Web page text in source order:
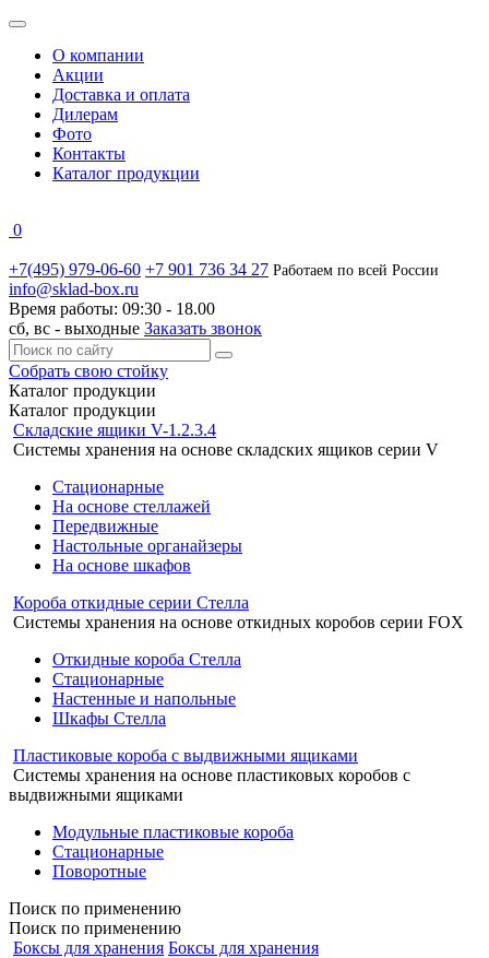
О компании
Акции
Доставка и оплата
Дилерам
Фото
Контакты
Каталог продукции
0
+7(495) 979-06-60 +7 901 736 34 27 Работаем по всей России
info@sklad-box.ru
Время работы: 09:30 - 18.00
сб, вс - выходные Заказать звонок
Собрать свою стойку
Каталог продукции
Каталог продукции
Складские ящики V-1.2.3.4
Системы хранения на основе складских ящиков серии V
Стационарные
На основе стеллажей
Передвижные
Настольные органайзеры
На основе шкафов
Короба откидные серии Стелла
Системы хранения на основе откидных коробов серии FOX
Откидные короба Стелла
Стационарные
Настенные и напольные
Шкафы Стелла
Пластиковые короба с выдвижными ящиками
Системы хранения на основе пластиковых коробов с
выдвижными ящиками
Модульные пластиковые короба
Стационарные
Поворотные
Поиск по применению
Поиск по применению
Боксы для хранения Боксы для хранения